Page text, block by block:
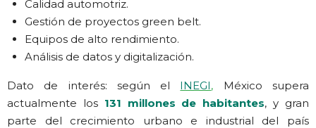
Calidad automotriz.
Gestión de proyectos green belt.
Equipos de alto rendimiento.
Análisis de datos y digitalización.
Dato de interés: según el INEGI, México supera
actualmente los 131 millones de habitantes, y gran
parte del crecimiento urbano e industrial del país